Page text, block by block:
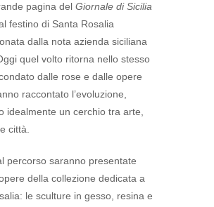
pagina del Giornale di Sicilia
festino di Santa Rosalia
dalla nota azienda siciliana
quel volto ritorna nello stesso
dalle rose e dalle opere
raccontato l’evoluzione,
idealmente un cerchio tra arte,
città.
percorso saranno presentate
della collezione dedicata a
le sculture in gesso, resina e